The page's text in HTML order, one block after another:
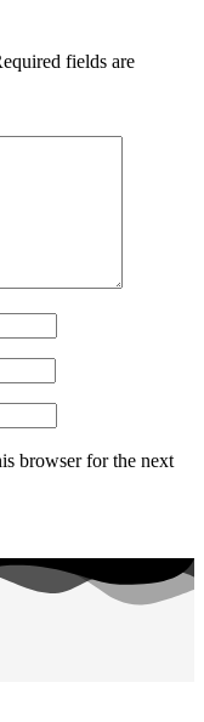
fields are
browser for the next